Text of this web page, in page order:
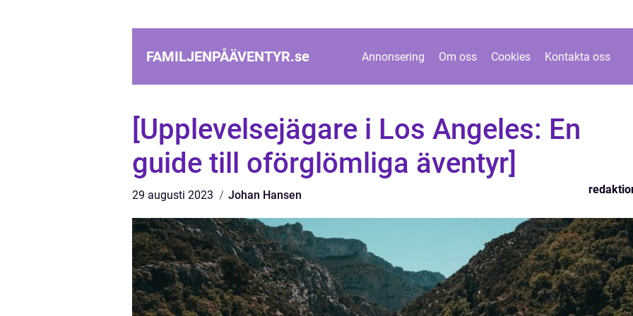
FAMILJENPÅÄVENTYR.se Annonsering Om oss Cookies Kontakta oss
[Upplevelsejägare i Los Angeles: En
guide till oförglömliga äventyr]
29 augusti 2023 Johan Hansen